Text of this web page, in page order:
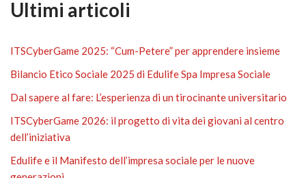
Ultimi articoli
ITSCyberGame 2025: “Cum-Petere” per apprendere insieme
Bilancio Etico Sociale 2025 di Edulife Spa Impresa Sociale
Dal sapere al fare: L’esperienza di un tirocinante universitario
ITSCyberGame 2026: il progetto di vita dei giovani al centro
dell’iniziativa
Edulife e il Manifesto dell’impresa sociale per le nuove